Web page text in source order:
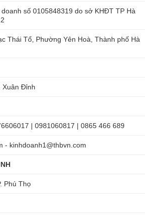
số 0105848319 do sở KHĐT TP Hà
Thái Tổ, Phường Yên Hoà, Thành phố Hà
Xuân Đỉnh
| 0981060817 | 0865 466 689
- kinhdoanh1@thbvn.com
Phú Thọ